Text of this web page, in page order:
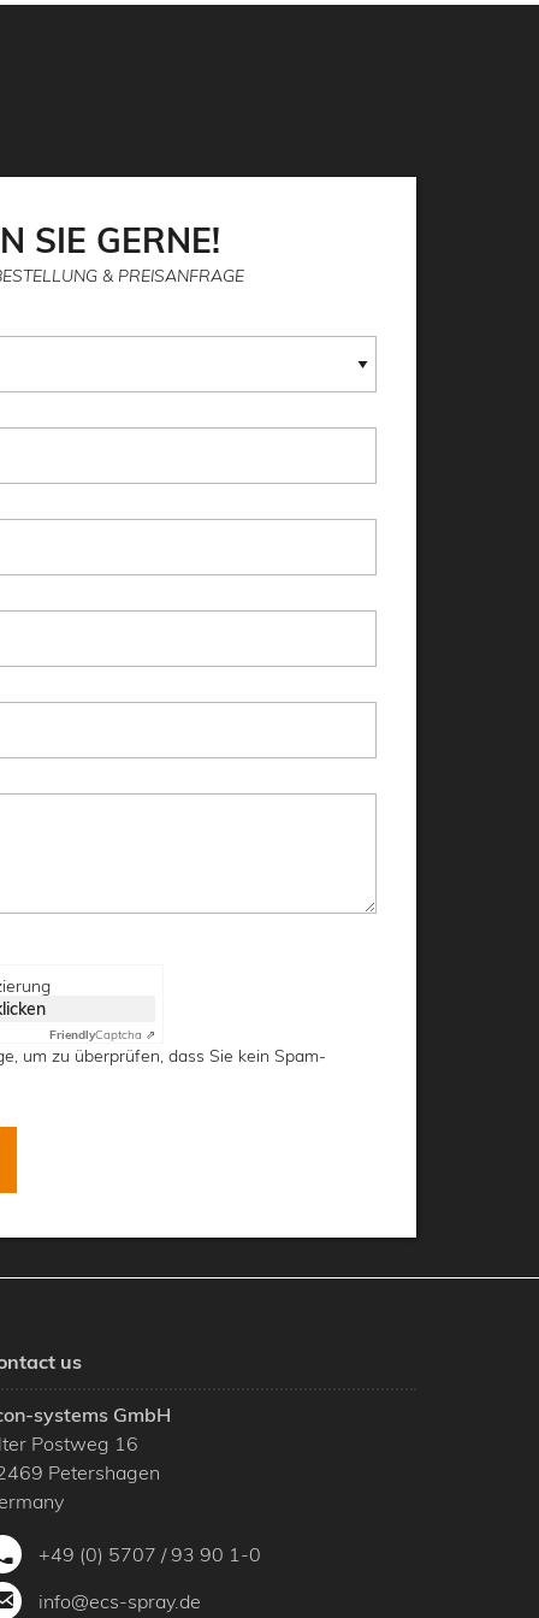
SIE GERNE!
& PREISANFRAGE
FriendlyCaptcha ⇗
um zu überprüfen, dass Sie kein Spam-
us
systems GmbH
Postweg 16
Petershagen
+49 (0) 5707 / 93 90 1-0
info@ecs-spray.de